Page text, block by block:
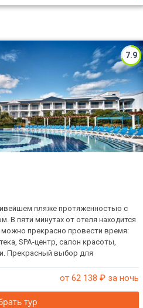
7.9
пляже протяженностью с
В пяти минутах от отеля находится
можно прекрасно провести время:
SPA-центр, салон красоты,
Прекрасный выбор для
от 62 138 ₽ за ночь
тур